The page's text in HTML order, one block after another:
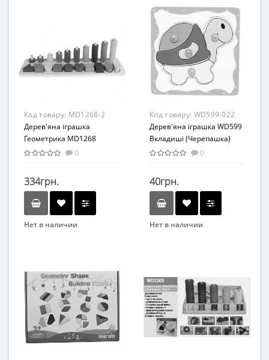
От 3-х лет
Материал
Вид
Развивающая игрушка
Возраст
От 3-х лет
Материал
Дерево
Код товару: MD1268-2
Дерев'яна іграшка
Геометрика MD1268
(Фігури)
0
334грн.
Нет в наличии
Сортер
Возраст
от 3 лет
Материал
Дерево
Код товару: WD599-022
Дерев'яна іграшка WD599
Вкладиші (Черепашка)
0
40грн.
Нет в наличии
Развивающая игрушка
Возраст
От 3-х лет
Материал